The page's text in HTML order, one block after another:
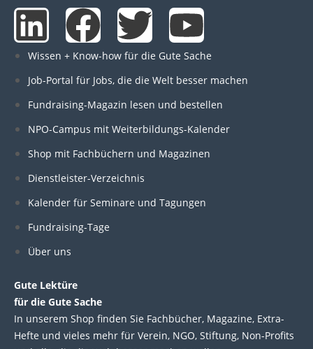
L
i
n
k
e
d
i
n
F
a
c
e
b
o
o
T
w
i
t
t
e
Y
o
u
t
u
b
Wissen + Know-how für die Gute Sache
Job-Portal für Jobs, die die Welt besser machen
Fundraising-Magazin lesen und bestellen
NPO-Campus mit Weiterbildungs-Kalender
Shop mit Fachbüchern und Magazinen
Dienstleister-Verzeichnis
Kalender für Seminare und Tagungen
Fundraising-Tage
Über uns
Gute Lektüre
für die Gute Sache
In unserem Shop finden Sie Fachbücher, Magazine, Extra-
Hefte und vieles mehr für Verein, NGO, Stiftung, Non-Profits